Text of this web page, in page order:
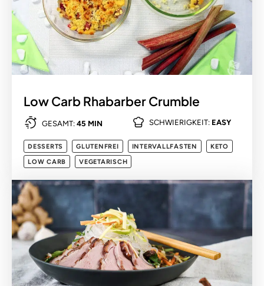
Low Carb Rhabarber Crumble
GESAMT: 45 MIN SCHWIERIGKEIT: EASY
DESSERTS GLUTENFREI INTERVALLFASTEN
KETO
LOW CARB
VEGETARISCH